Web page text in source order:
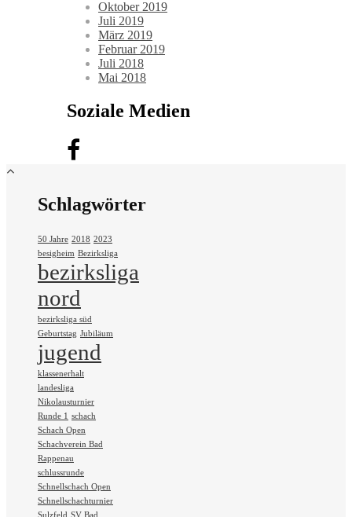
Oktober 2019
Juli 2019
März 2019
Februar 2019
Juli 2018
Mai 2018
Soziale Medien
Schlagwörter
50 Jahre 2018 2023
besigheim Bezirksliga
bezirksliga
nord
bezirksliga süd
Geburtstag Jubiläum
jugend
klassenerhalt
landesliga
Nikolausturnier
Runde 1
schach
Schach Open
Schachverein Bad
Rappenau
schlussrunde
Schnellschach Open
Schnellschachturnier
Sulzfeld SV Bad